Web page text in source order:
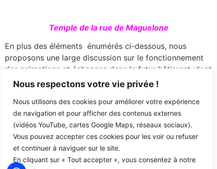
Nous respectons votre vie privée !
Nous utilisons des cookies pour améliorer votre expérience
de navigation et pour afficher des contenus externes
(vidéos YouTube, cartes Google Maps, réseaux sociaux).
Vous pouvez accepter ces cookies pour les voir ou refuser
et continuer à naviguer sur le site.
En cliquant sur « Tout accepter », vous consentez à notre
Temple de la rue de Maguelone
En plus des éléments énumérés ci-dessous, nous
proposons une large discussion sur le fonctionnement
des animations et échanges dans le futur bâtiment, dont
les partenaires et leur localisation sont maintenant
regardant lavisite guidée des lieux.
Documents
Convocation et pouvoir (lire le document)
Projet de PV de l’AG 2019
rapport d’activité 2019 ( lire le document)